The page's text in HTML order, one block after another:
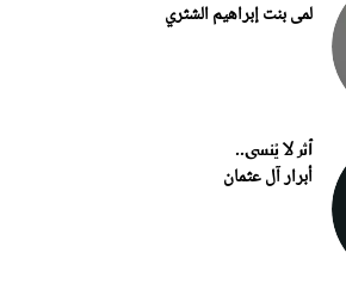
لمى بنت إبراهيم الشثري
أثر لا يُنسى..
أبرار آل عثمان